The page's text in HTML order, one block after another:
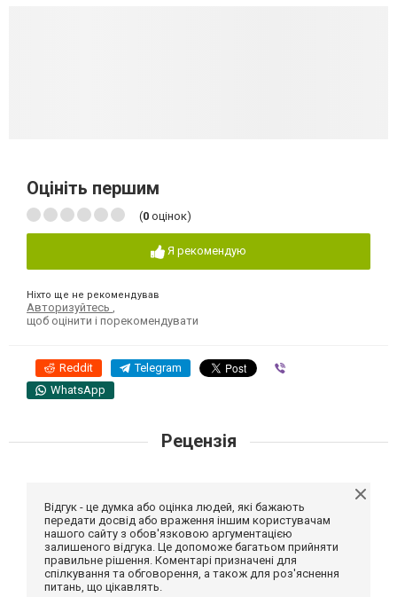
Оцініть першим
(0 оцінок)
Я рекомендую
Ніхто ще не рекомендував
Авторизуйтесь
щоб оцінити і порекомендувати
Reddit Telegram
WhatsApp
Рецензія
Відгук - це думка або оцінка людей, які бажають
передати досвід або враження іншим користувачам
нашого сайту з обов'язковою аргументацією
залишеного відгука. Це допоможе багатьом прийняти
правильне рішення. Коментарі призначені для
спілкування та обговорення, а також для роз'яснення
питань, що цікавлять.